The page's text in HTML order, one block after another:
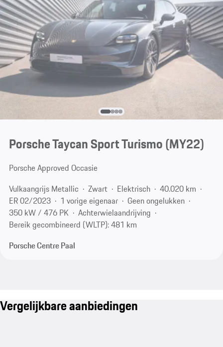
Porsche Taycan Sport Turismo (MY22)
Porsche Approved Occasie
Vulkaangrijs Metallic
Zwart Elektrisch
40.020 km
ER 02/2023
1 vorige eigenaar
Geen ongelukken
350 kW / 476 PK
Achterwielaandrijving
Bereik gecombineerd (WLTP): 481 km
Porsche Centre Paal
Vergelijkbare aanbiedingen